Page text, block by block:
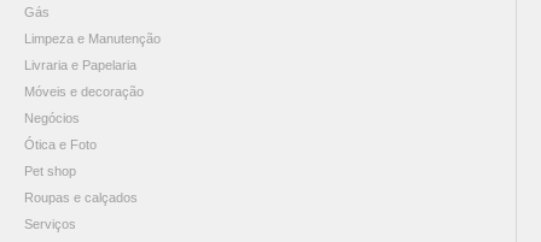
Gás
Limpeza e Manutenção
Livraria e Papelaria
Móveis e decoração
Negócios
Ótica e Foto
Pet shop
Roupas e calçados
Serviços